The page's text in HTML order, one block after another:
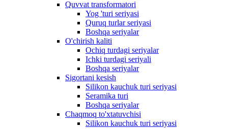
Quvvat transformatori
Yog 'turi seriyasi
Quruq turlar seriyasi
Boshqa seriyalar
O'chirish kaliti
Ochiq turdagi seriyalar
Ichki turdagi seriyali
Boshqa seriyalar
Sigortani kesish
Silikon kauchuk turi seriyasi
Seramika turi
Boshqa seriyalar
Chaqmoq to'xtatuvchisi
Silikon kauchuk turi seriyasi